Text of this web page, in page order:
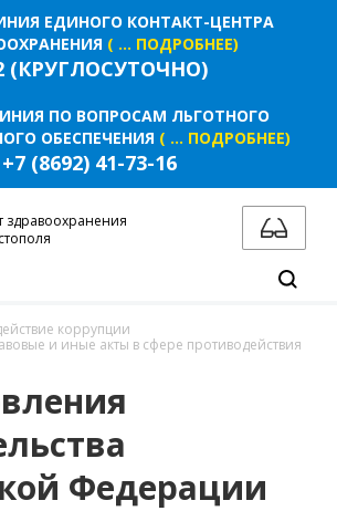
коррупции
и иные акты в сфере противодействия
Федерации
ЕДИНОГО КОНТАКТ-ЦЕНТРА
( ... ПОДРОБНЕЕ)
(КРУГЛОСУТОЧНО)
ПО ВОПРОСАМ ЛЬГОТНОГО
ОБЕСПЕЧЕНИЯ ( ... ПОДРОБНЕЕ)
+7 (8692) 41-73-16
здравоохранения